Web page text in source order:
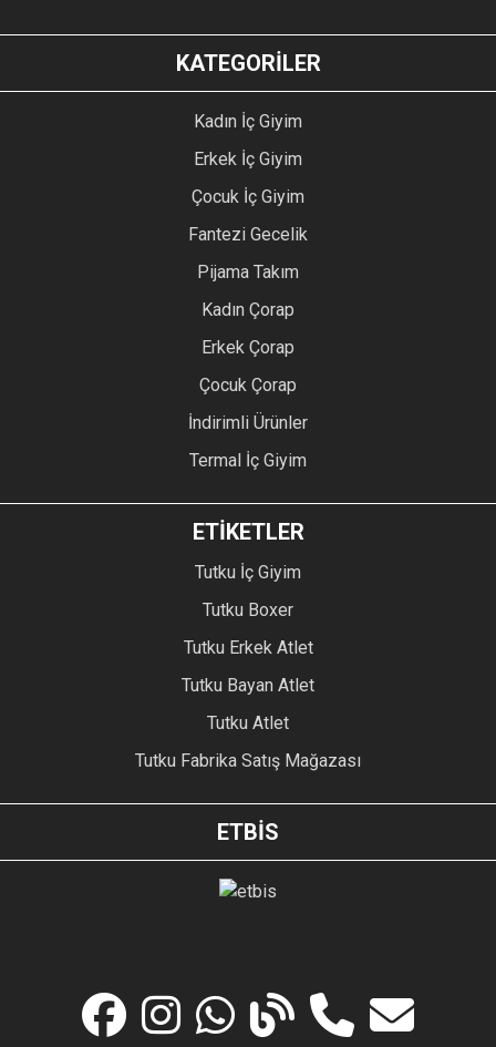
KATEGORİLER
Kadın İç Giyim
Erkek İç Giyim
Çocuk İç Giyim
Fantezi Gecelik
Pijama Takım
Kadın Çorap
Erkek Çorap
Çocuk Çorap
İndirimli Ürünler
Termal İç Giyim
ETİKETLER
Tutku İç Giyim
Tutku Boxer
Tutku Erkek Atlet
Tutku Bayan Atlet
Tutku Atlet
Tutku Fabrika Satış Mağazası
ETBİS